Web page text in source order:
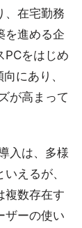
、在宅勤務
を進める企
PCをはじめ
にあり、
が高まって
入は、多様
えるが、
複数存在す
ザーの使い